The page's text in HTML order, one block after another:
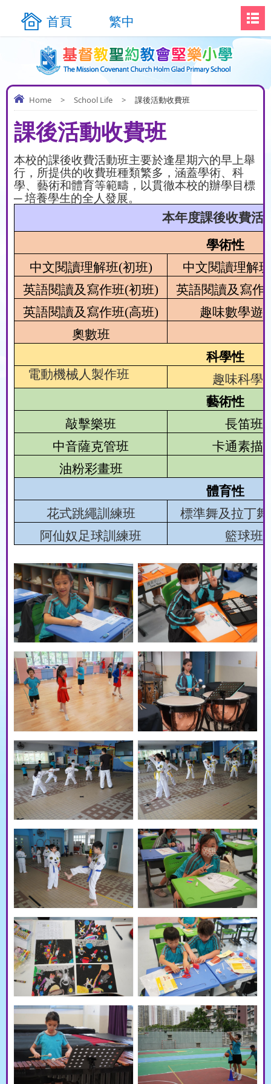
首頁 繁中
Home > School Life > 課後活動收費班
課後活動收費班
本校的課後收費活動班主要於逢星期六的早上舉
行，所提供的收費班種類繁多，涵蓋學術、科
學、藝術和體育等範疇，以貫徹本校的辦學目標
─ 培養學生的全人發展。
本年度課後收費活
學術性
中文閱讀理解班(初班)
中文閱讀理解班
英語閱讀及寫作班(初班)
英語閱讀及寫作
英語閱讀及寫作班(高班)
趣味數學遊
奧數班
科學性
電動機械人製作班
趣味科學
藝術性
敲擊樂班
長笛班
中音薩克管班
卡通素描
油粉彩畫班
體育性
花式跳繩訓練班
標準舞及拉丁
阿仙奴足球訓練班 籃球班